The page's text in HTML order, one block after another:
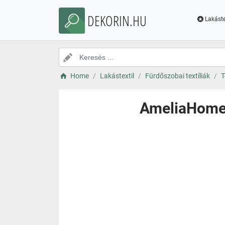
DEKORIN.HU
Home Lakástextil Fürdőszobai textíliák